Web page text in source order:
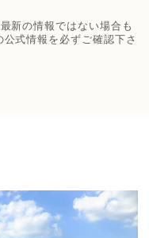
新の情報ではない場合も
式情報を必ずご確認下さ